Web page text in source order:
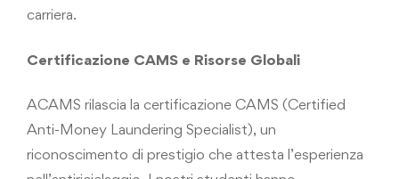
carriera.
Certificazione CAMS e Risorse Globali
ACAMS rilascia la certificazione CAMS (Certified
Anti-Money Laundering Specialist), un
riconoscimento di prestigio che attesta l’esperienza